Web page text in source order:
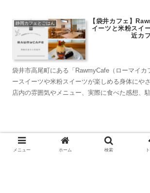
静岡カフェとごはん
【袋井カフェ】
イーツと米粉スイ
近カ
袋井市高尾町にある「RawmyCafe（ローマイカ
ースイーツや米粉スイーツが楽しめる身体にや
店内の雰囲気やメニュー、実際に食べた感想、
【SELFLOVEstudio
チュレ）】袋井市
メニュー ホーム 検索